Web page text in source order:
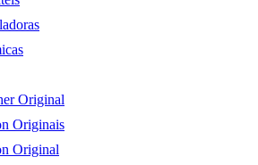
Original
Originais
Original